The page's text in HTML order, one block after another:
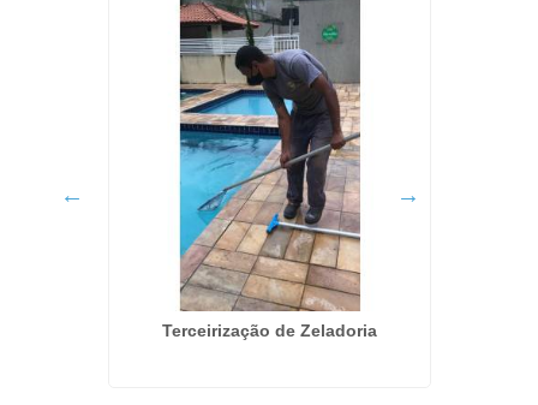
Terceirização de Zeladoria